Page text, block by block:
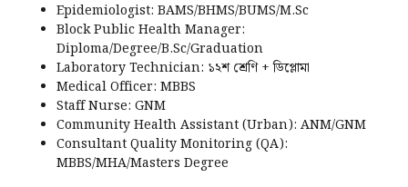
Epidemiologist: BAMS/BHMS/BUMS/M.Sc
Block Public Health Manager:
Diploma/Degree/B.Sc/Graduation
Laboratory Technician: ১২শ শ্রেণি + ডিপ্লোমা
Medical Officer: MBBS
Staff Nurse: GNM
Community Health Assistant (Urban): ANM/GNM
Consultant Quality Monitoring (QA):
MBBS/MHA/Masters Degree